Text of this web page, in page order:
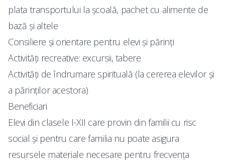
plata transportului la şcoală, pachet cu alimente de
bază şi altele
Consiliere şi orientare pentru elevi şi părinţi
Activităţi recreative: excursii, tabere
Activităţi de îndrumare spirituală (la cererea elevilor şi
a părinţilor acestora)
Beneficiari
Elevi din clasele I-XII care provin din familii cu risc
social şi pentru care familia nu poate asigura
resursele materiale necesare pentru frecvenţa